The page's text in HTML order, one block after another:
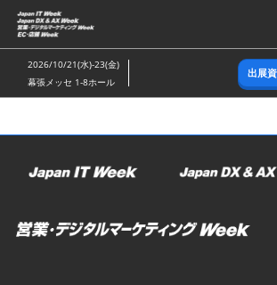
ス
キ
ッ
し
2026/10/21(水)-23(金)
幕張メッセ 1-8ホール
出展